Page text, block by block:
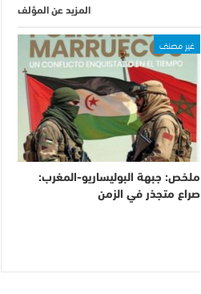
المزيد عن المؤلف
غير مصنف
ملخص: جبهة البوليساريو-المغرب:
صراع متجذر في الزمن